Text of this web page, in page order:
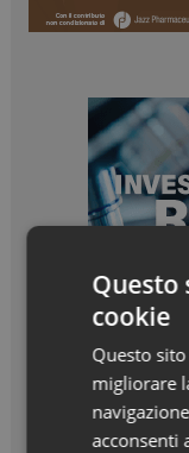
Questo
cookie
Questo
migliorare
acconsenti